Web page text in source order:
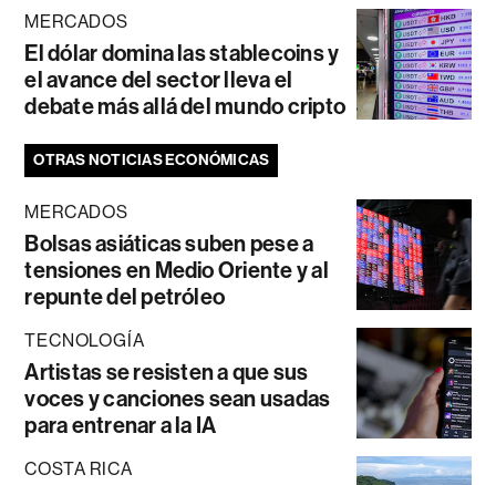
MERCADOS
El dólar domina las stablecoins y
el avance del sector lleva el
debate más allá del mundo cripto
OTRAS NOTICIAS ECONÓMICAS
MERCADOS
Bolsas asiáticas suben pese a
tensiones en Medio Oriente y al
repunte del petróleo
TECNOLOGÍA
Artistas se resisten a que sus
voces y canciones sean usadas
para entrenar a la IA
COSTA RICA